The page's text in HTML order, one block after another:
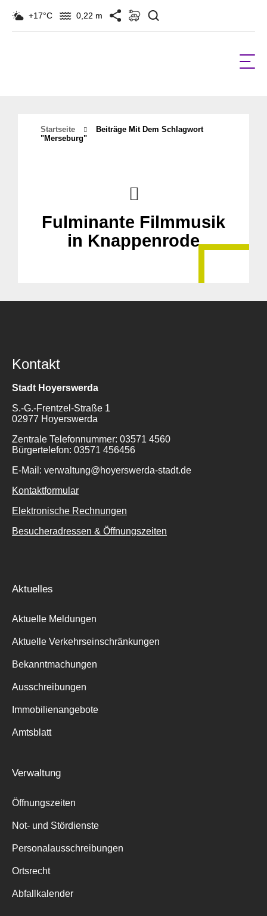
+17°C 0,22 m
Suche
Startseite
Beiträge Mit Dem Schlagwort
"Merseburg"
Fulminante Filmmusik
in Knappenrode
Kontakt
Stadt Hoyerswerda
S.-G.-Frentzel-Straße 1
02977 Hoyerswerda
Zentrale Telefonnummer: 03571 4560
Bürgertelefon: 03571 456456
E-Mail: verwaltung@hoyerswerda-stadt.de
Kontaktformular
Elektronische Rechnungen
Besucheradressen & Öffnungszeiten
Aktuelles
Aktuelle Meldungen
Aktuelle Verkehrseinschränkungen
Bekanntmachungen
Ausschreibungen
Immobilienangebote
Amtsblatt
Verwaltung
Öffnungszeiten
Not- und Stördienste
Personalausschreibungen
Ortsrecht
Abfallkalender